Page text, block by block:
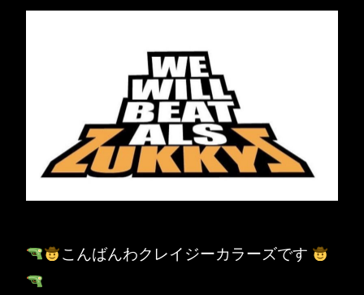
こんばんわクレイジーカラーズです